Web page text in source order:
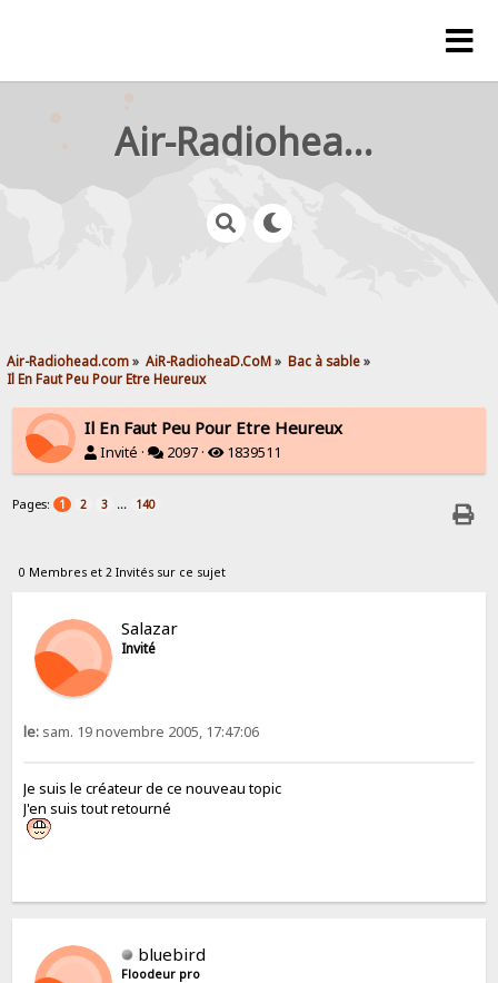
Air-Radiohead.com
Air-Radiohead.com» AiR-RadioheaD.CoM» Bac à sable»
Il En Faut Peu Pour Etre Heureux
Il En Faut Peu Pour Etre Heureux
Invité · 2097 · 1839511
Pages: 1 2 3 ... 140
0 Membres et 2 Invités sur ce sujet
Salazar
Invité
le: sam. 19 novembre 2005, 17:47:06
Je suis le créateur de ce nouveau topic
J'en suis tout retourné
bluebird
Floodeur pro